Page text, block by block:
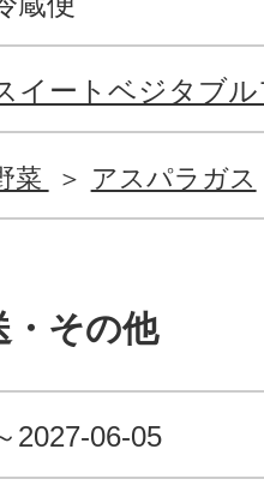
イートベジタブ
菜 アスパラガス
・その他
2027-06-05